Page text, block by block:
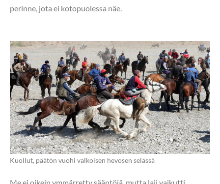
perinne, jota ei kotopuolessa näe.
Kuollut, päätön vuohi valkoisen hevosen selässä